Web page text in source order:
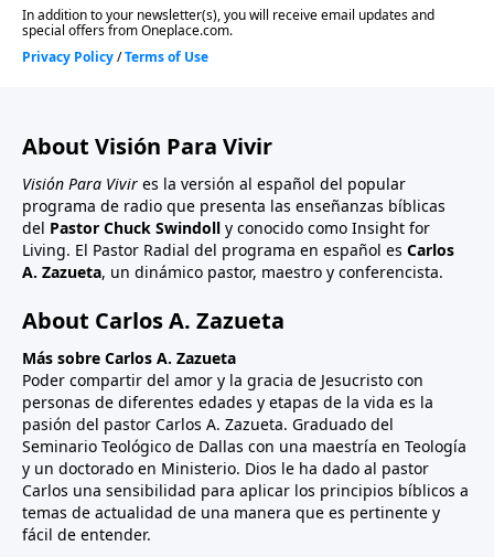
About Visión Para Vivir
Visión Para Vivir es la versión al español del popular
programa de radio que presenta las enseñanzas bíblicas
del Pastor Chuck Swindoll y conocido como Insight for
Living. El Pastor Radial del programa en español es Carlos
A. Zazueta, un dinámico pastor, maestro y conferencista.
About Carlos A. Zazueta
Más sobre Carlos A. Zazueta
Poder compartir del amor y la gracia de Jesucristo con
personas de diferentes edades y etapas de la vida es la
pasión del pastor Carlos A. Zazueta. Graduado del
Seminario Teológico de Dallas con una maestría en Teología
y un doctorado en Ministerio. Dios le ha dado al pastor
Carlos una sensibilidad para aplicar los principios bíblicos a
temas de actualidad de una manera que es pertinente y
fácil de entender.